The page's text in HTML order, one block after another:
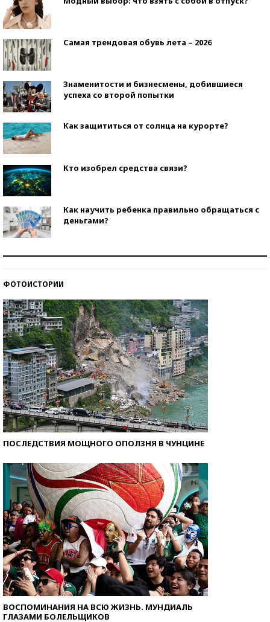
Самая трендовая обувь лета – 2026
Знаменитости и бизнесмены, добившиеся
успеха со второй попытки
Как защититься от солнца на курорте?
Кто изобрел средства связи?
Как научить ребенка правильно обращаться с
деньгами?
ФОТОИСТОРИИ
ПОСЛЕДСТВИЯ МОЩНОГО ОПОЛЗНЯ В ЧУНЦИНЕ
ВОСПОМИНАНИЯ НА ВСЮ ЖИЗНЬ. МУНДИАЛЬ
ГЛАЗАМИ БОЛЕЛЬЩИКОВ